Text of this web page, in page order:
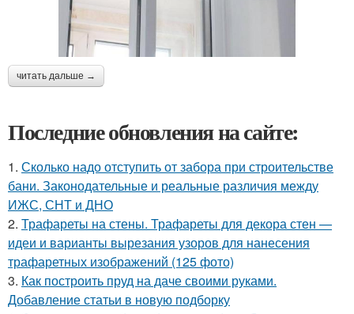
читать дальше →
Последние обновления на сайте:
1. Сколько надо отступить от забора при строительстве
бани. Законодательные и реальные различия между
ИЖС, СНТ и ДНО
2. Трафареты на стены. Трафареты для декора стен —
идеи и варианты вырезания узоров для нанесения
трафаретных изображений (125 фото)
3. Как построить пруд на даче своими руками.
Добавление статьи в новую подборку